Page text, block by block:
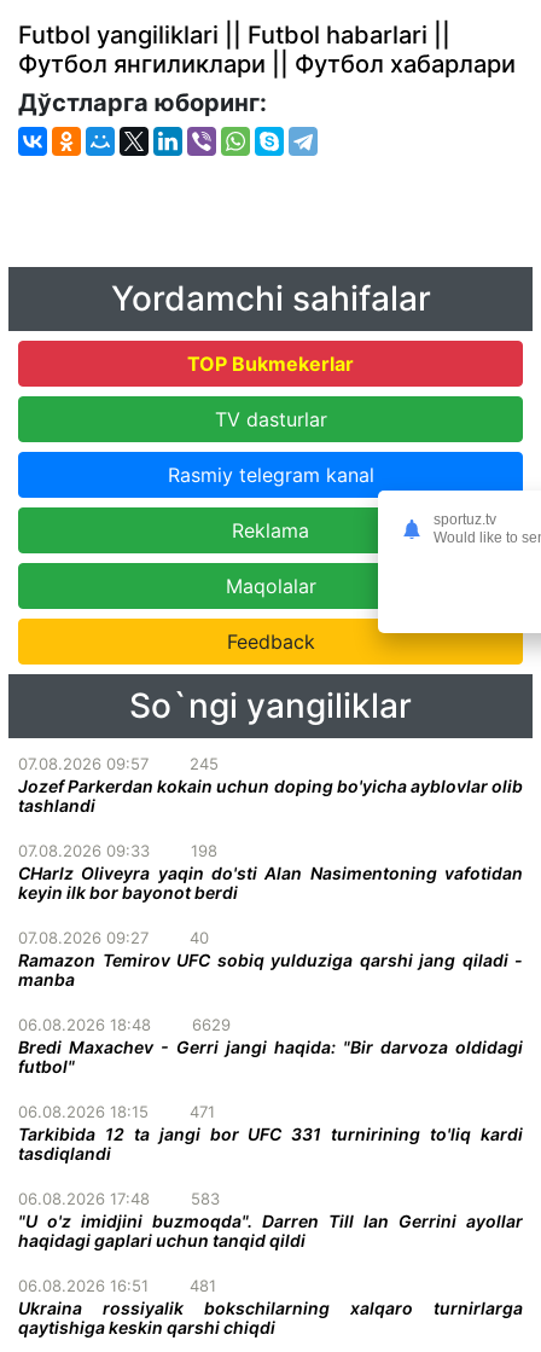
Futbol yangiliklari || Futbol habarlari ||
Футбол янгиликлари || Футбол хабарлари
Дўстларга юборинг:
Yordamchi sahifalar
TOP Bukmekerlar
TV dasturlar
Rasmiy telegram kanal
Reklama
Maqolalar
Feedback
So`ngi yangiliklar
07.08.2026 09:57 245
Jozef Parkerdan kokain uchun doping bo'yicha ayblovlar olib
tashlandi
07.08.2026 09:33 198
CHarlz Oliveyra yaqin do'sti Alan Nasimentoning vafotidan
keyin ilk bor bayonot berdi
07.08.2026 09:27 40
Ramazon Temirov UFC sobiq yulduziga qarshi jang qiladi -
manba
06.08.2026 18:48 6629
Bredi Maxachev - Gerri jangi haqida: "Bir darvoza oldidagi
futbol"
06.08.2026 18:15 471
Tarkibida 12 ta jangi bor UFC 331 turnirining to'liq kardi
tasdiqlandi
06.08.2026 17:48 583
"U o'z imidjini buzmoqda". Darren Till Ian Gerrini ayollar
haqidagi gaplari uchun tanqid qildi
06.08.2026 16:51 481
Ukraina rossiyalik bokschilarning xalqaro turnirlarga
qaytishiga keskin qarshi chiqdi
sportuz.tv
Would like to